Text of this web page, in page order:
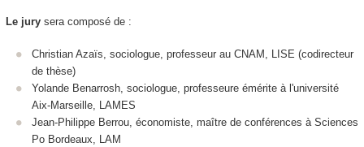
Le jurysera composé de :
Christian Azaïs, sociologue, professeur au CNAM, LISE (codirecteur
de thèse)
Yolande Benarrosh, sociologue, professeure émérite à l'université
Aix-Marseille, LAMES
Jean-Philippe Berrou, économiste, maître de conférences à Sciences
Po Bordeaux, LAM